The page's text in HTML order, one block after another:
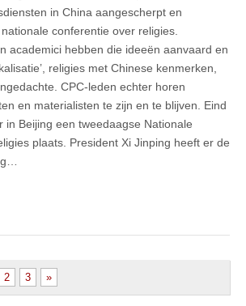
in China aangescherpt en
conferentie over religies.
academici hebben die ideeën aanvaard en
religies met Chinese kenmerken,
CPC-leden echter horen
en materialisten te zijn en te blijven. Eind
in Beijing een tweedaagse Nationale
plaats. President Xi Jinping heeft er de
2 3 »